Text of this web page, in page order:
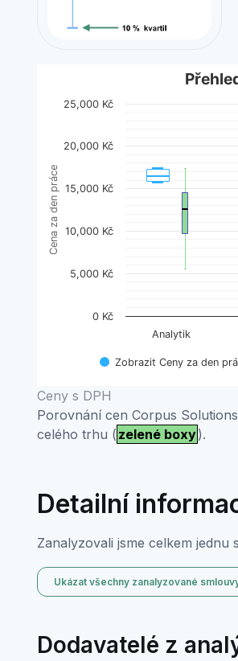
Přehled obvyklých
Boxplot with 2 data series.
The chart has 1 X axis displaying
The chart has 1 Y axis
Cena za den práce
Zobrazit Ceny za den
Analytik
0 Kč
5,000 Kč
10,000 Kč
15,000 Kč
20,000 Kč
25,000 Kč
End of interactive chart.
Ceny s DPH
Porovnání cen Corpus
celého trhu ( zelené boxy).
Detailní
Zanalyzovali jsme celkem jednu
Ukázat všechny zanalyzované
Dodavatelé z